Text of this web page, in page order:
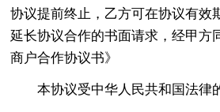
协议提前终止，乙方可在协议有效
延长协议合作的书面请求，经甲方
商户合作协议书》
本协议受中华人民共和国法律